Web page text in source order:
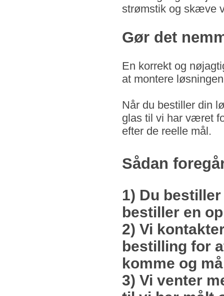
strømstik og skæve
Gør det
En korrekt og
at montere
Når du bestiller din
glas til vi har været
efter de reelle mål.
Sådan
1) Du
bestiller en
2) Vi
bestilling for
komme og
3) Vi venter